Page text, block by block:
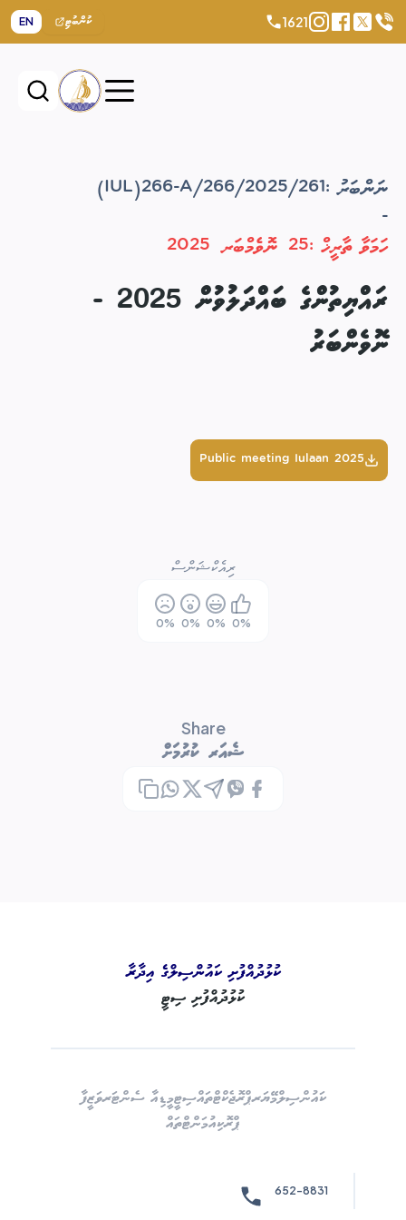
1621 ކުންބުޓި EN
ނަންބަރު :(IUL)266-A/266/2025/261
-
ހަމަވާ ތާރީޚް :25 ނޮވެމްބަރ 2025
ރައްޔިތުންގެ ބައްދަލުވުން 2025 -
ނޮވެންބަރު
Public meeting Iulaan 2025
ރިއެކްޝަންސް
0%
0%
0%
0%
Share
ޝެއަރ ކުރުމަށް
ކުޅުދުއްފުށި ކައުންސިލްގެ އިދާރާ
ކުޅުދުއްފުށި ސިޓީ
ކައުންސިލްމޭޔަރޕްރޮޖެކްޓްތައްސިޓީމީޑިއާ ސެންޓަރވަޒީފާ
ޕްރޮކިއުމަންޓްތައް
652-8831